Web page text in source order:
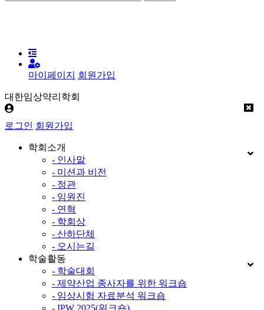
마이페이지 회원가입
대한임상약리학회
로그인 회원가입
학회소개
- 인사말
- 미션과 비전
- 정관
- 임원진
- 연혁
- 학회상
- 산하단체
- 오시는길
학술활동
- 학술대회
- 제약산업 종사자를 위한 워크숍
- 임상시험 자료분석 워크숍
- IPW 2025(워크숍)